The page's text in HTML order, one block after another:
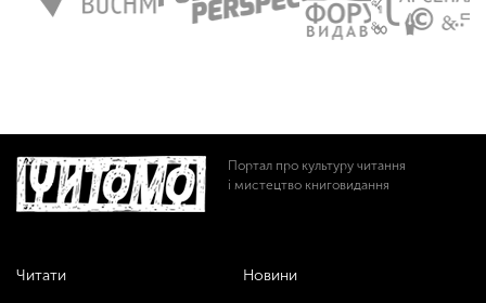
Портал про культуру читання
і мистецтво книговидання
Читати Новини